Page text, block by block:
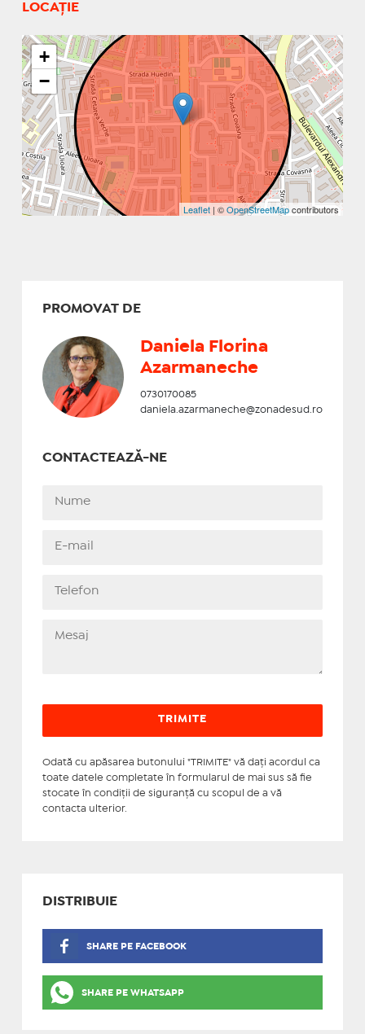
LOCAȚIE
+
−
Leaflet | ©OpenStreetMapcontributors
PROMOVAT DE
Daniela Florina
Azarmaneche
0730170085
daniela.azarmaneche@zonadesud.ro
CONTACTEAZĂ-NE
Odată cu apăsarea butonului "TRIMITE" vă daţi acordul ca
toate datele completate în formularul de mai sus să fie
stocate în condiţii de siguranţă cu scopul de a vă
contacta ulterior.
DISTRIBUIE
SHARE PE FACEBOOK
SHARE PE WHATSAPP